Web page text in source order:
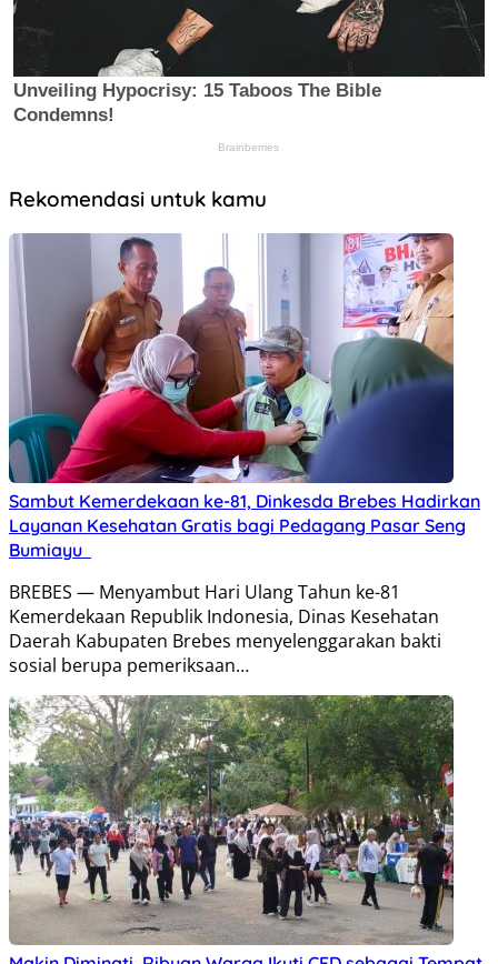
Rekomendasi untuk kamu
Sambut Kemerdekaan ke-81, Dinkesda Brebes Hadirkan
Layanan Kesehatan Gratis bagi Pedagang Pasar Seng
Bumiayu
BREBES — Menyambut Hari Ulang Tahun ke-81
Kemerdekaan Republik Indonesia, Dinas Kesehatan
Daerah Kabupaten Brebes menyelenggarakan bakti
sosial berupa pemeriksaan…